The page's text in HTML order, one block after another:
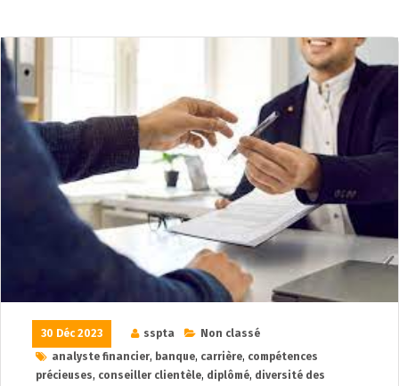
30 Déc 2023 sspta
Non classé
analyste financier, banque, carrière, compétences
précieuses, conseiller clientèle, diplômé, diversité des